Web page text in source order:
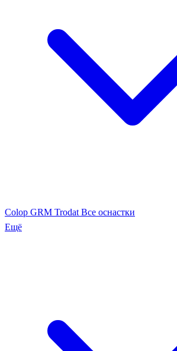
Colop GRM Trodat Все оснастки
Ещё